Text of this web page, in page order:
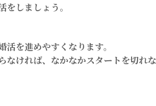
しましょう。
を進めやすくなります。
なければ、なかなかスタートを切れ